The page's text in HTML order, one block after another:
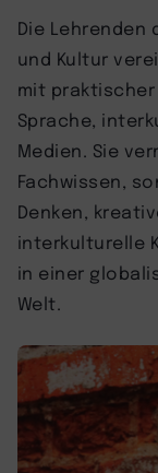
Die Lehrenden
und Kultur
mit praktischer
Sprache,
Medien. Sie
Fachwissen,
Denken,
interkulturelle
in einer
Welt.